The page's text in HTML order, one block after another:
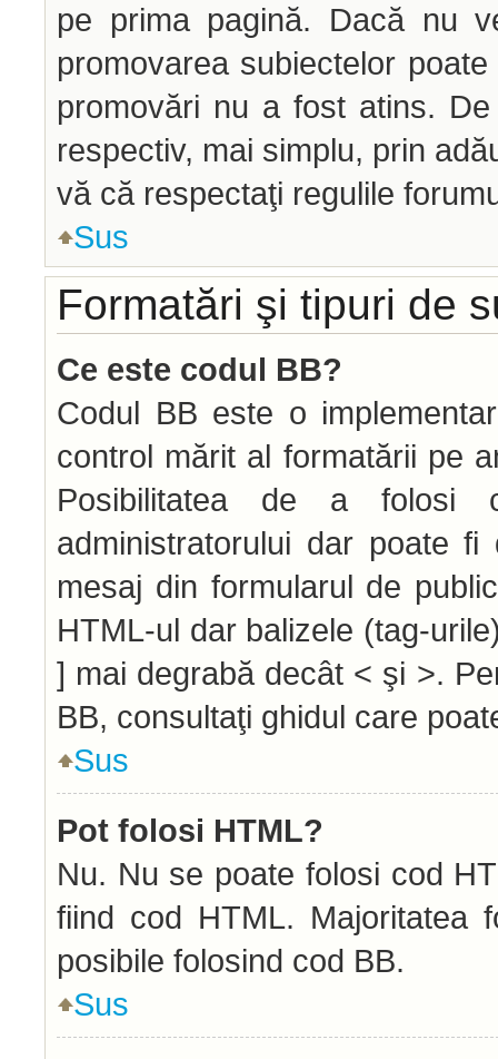
pe prima pagină. Dacă nu
promovarea subiectelor
promovări nu a fost atins.
respectiv, mai simplu, prin
vă că respectaţi regulile
Sus
Formatări şi tipuri de
Ce este codul BB?
Codul BB este o
control mărit al formatării pe
Posibilitatea de a folosi
administratorului dar poate
mesaj din formularul de
HTML-ul dar balizele (tag-
] mai degrabă decât < şi >.
BB, consultaţi ghidul care
Sus
Pot folosi HTML?
Nu. Nu se poate folosi cod
fiind cod HTML. Majoritatea
posibile folosind cod BB.
Sus